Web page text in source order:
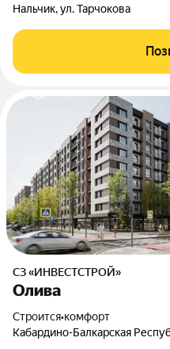
Нальчик, ул. Тарчокова
СЗ «ИНВЕСТСТРОЙ»
Олива
Строится•комфорт
Кабардино-Балкарская